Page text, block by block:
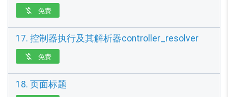
 免费
17. 控制器执行及其解析器controller_resolver
 免费
18. 页面标题